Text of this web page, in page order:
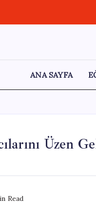
ANA SAYFA
Üzen
Read